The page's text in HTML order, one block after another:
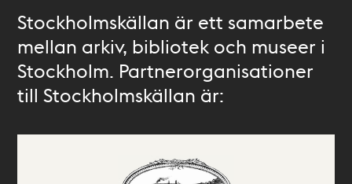
Stockholmskällan är ett samarbete
mellan arkiv, bibliotek och museer i
Stockholm. Partnerorganisationer
till Stockholmskällan är: